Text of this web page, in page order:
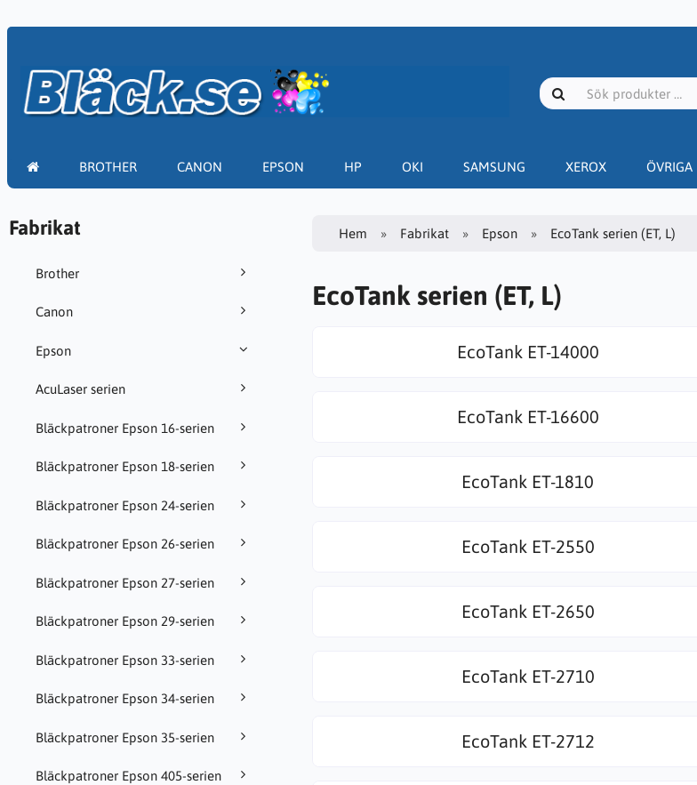
BROTHER CANON EPSON HP OKI SAMSUNG XEROX ÖVRIGA
Fabrikat
Brother
Canon
Epson
AcuLaser serien
Bläckpatroner Epson 16-serien
Bläckpatroner Epson 18-serien
Bläckpatroner Epson 24-serien
Bläckpatroner Epson 26-serien
Bläckpatroner Epson 27-serien
Bläckpatroner Epson 29-serien
Bläckpatroner Epson 33-serien
Bläckpatroner Epson 34-serien
Bläckpatroner Epson 35-serien
Bläckpatroner Epson 405-serien
Hem Fabrikat Epson EcoTank serien (ET, L)
EcoTank serien (ET, L)
EcoTank ET-14000
EcoTank ET-16600
EcoTank ET-1810
EcoTank ET-2550
EcoTank ET-2650
EcoTank ET-2710
EcoTank ET-2712